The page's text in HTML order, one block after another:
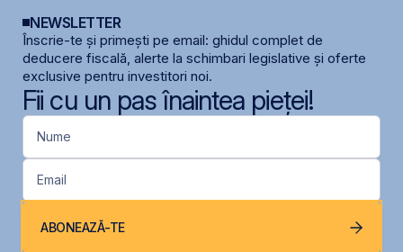
NEWSLETTER
Înscrie-te și primești pe email: ghidul complet de
deducere fiscală, alerte la schimbari legislative și oferte
exclusive pentru investitori noi.
Fii cu un pas înaintea pieței!
Nume
Email
ABONEAZĂ-TE